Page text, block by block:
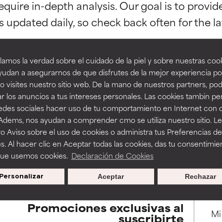
la verdad sobre el cuidado de la piel y sobre nuestras
a asegurarnos de que disfrutes de la mejor experiencia
visites nuestro sitio web. De la mano de nuestros partners,
los anuncios a tus intereses personales. Las cookies tambin
sociales hacer uso de tu comportamiento en Internet con
nos ayudan a comprender cmo se utiliza nuestro sitio.
Aviso sobre el uso de cookies o administra tus Preferencias de
Al hacer clic en Aceptar todas las cookies, das tu
usemos cookies. Declaración de Cookies
Personalizar Rechazar
Aceptar
in-depth analysis. Our goal is to
BACK TO SEARCH
to assess ingredients in this dictionary. Regulations
con beneficios reales para la piel. Su eficacia está
independientes.
tan beneficiosos como los de la categoría excelente, suelen ser
la estabilidad o la absorción de una fórmula.
ciertas limitaciones en cuanto a su apariencia, estabilidad o
básicos o que no cuentan con suficiente respaldo científico.
algunos beneficios se recomienda evitarlo por su
provocar efectos adversos como irritación, inflamación o
se utiliza en altas concentraciones o junto con otros
con beneficios reales para la piel. Su eficacia está
independientes.
tan beneficiosos como los de la categoría excelente, suelen ser
la estabilidad o la absorción de una fórmula.
ciertas limitaciones en cuanto a su apariencia, estabilidad o
básicos o que no cuentan con suficiente respaldo científico.
algunos beneficios se recomienda evitarlo por su
provocar efectos adversos como irritación, inflamación o
se utiliza en altas concentraciones o junto con otros
Promociones exclusivas al
suscribirte